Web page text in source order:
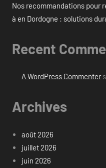
Nos recommandations pour
à en Dordogne : solutions
Recent
A WordPress Commenter
Archives
août 2026
juillet 2026
juin 2026